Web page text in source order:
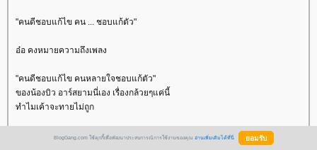
"คนดีชอบแก้ไข คน ... ชอบแก้ตัว"
อ๋อ คงหมายความถึงเพลง
"คนดีชอบแก้ไข คนหลายใจชอบแก้ตัว"
ของน้องบิว อาร์สยามนี่เอง เรื่องกล้วยๆแค่นี้
ทำไมเค้าจะทายไม่ถูก
เค้าฉลาดล้ำมั้ยอ่า ต๊ะเอ้งงง 555
BlogGang.com ใช้คุกกี้เพื่อพัฒนาประสบการณ์การใช้งานของคุณ อ่านเพิ่มเติมได้ที่นี่